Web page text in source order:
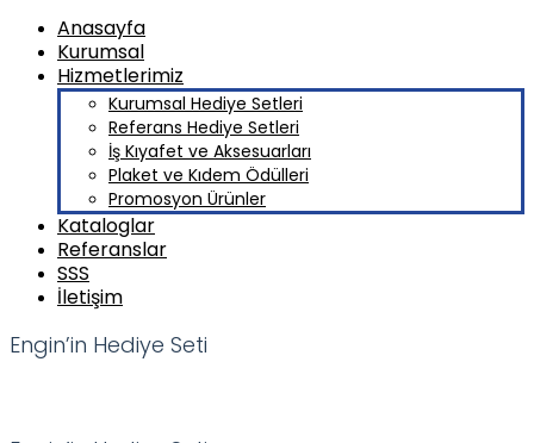
Anasayfa
Kurumsal
Hizmetlerimiz
Kurumsal Hediye Setleri
Referans Hediye Setleri
İş Kıyafet ve Aksesuarları
Plaket ve Kıdem Ödülleri
Promosyon Ürünler
Kataloglar
Referanslar
SSS
İletişim
Engin’in Hediye Seti